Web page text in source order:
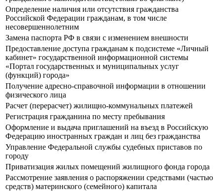
Определение наличия или отсутствия гражданства
Российской Федерации гражданам, в том числе
несовершеннолетним
Замена паспорта РФ в связи с изменением внешности
Предоставление доступа гражданам к подсистеме «Личный
кабинет» государственной информационной системы
«Портал государственных и муниципальных услуг
(функций) города»
Получение адресно-справочной информации в отношении
физического лица
Расчет (перерасчет) жилищно-коммунальных платежей
Регистрация гражданина по месту пребывания
Оформление и выдача приглашений на въезд в Российскую
Федерацию иностранных граждан и лиц без гражданства
Управление Федеральной службы судебных приставов по
городу
Приватизация жилых помещений жилищного фонда города
Рассмотрение заявления о распоряжении средствами (частью
средств) материнского (семейного) капитала